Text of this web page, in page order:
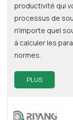
productivité qui
processus de
n'importe quel
à calculer les
normes.
PLUS